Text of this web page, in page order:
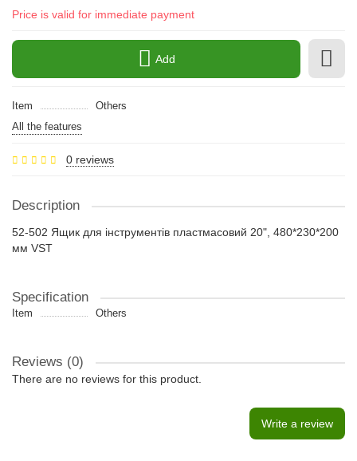
Price is valid for immediate payment
Add
Item
Others
All the features
0 reviews
Description
52-502 Ящик для інструментів пластмасовий 20", 480*230*200
мм VST
Specification
Item Others
Reviews (0)
There are no reviews for this product.
Write a review